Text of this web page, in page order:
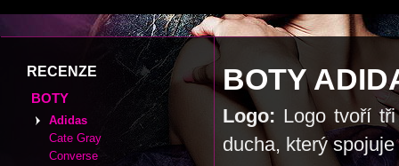
BOTY
Logo: Logo tvoří
ducha, který
RECENZE
BOTY
Adidas
Cate Gray
Converse